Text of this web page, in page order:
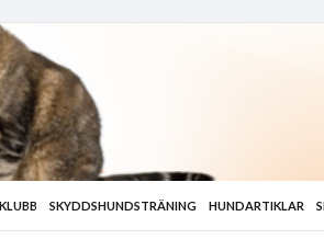
SKYDDSHUNDSTRÄNING HUNDARTIKLAR